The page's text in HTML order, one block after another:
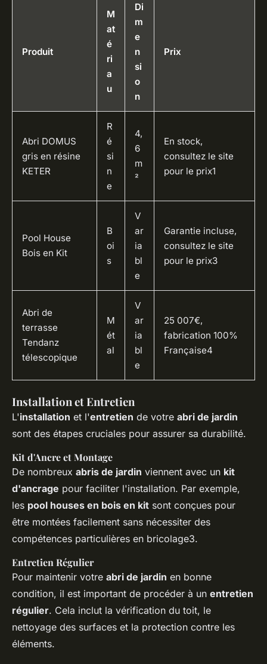
Produit
M
at
é
ri
a
u
Di
m
e
n
si
o
n
Prix
Abri DOMUS
gris en résine
KETER
R
é
si
n
e
4,
6
m
²
En stock,
consultez le site
pour le prix1
Pool House
Bois en Kit
B
oi
s
V
ar
ia
bl
e
Garantie incluse,
consultez le site
pour le prix3
Abri de
terrasse
Tendanz
télescopique
M
ét
al
V
ar
ia
bl
e
25 007€,
fabrication 100%
Française4
Installation et Entretien
L'installation et l'entretien de votre abri de jardin
sont des étapes cruciales pour assurer sa durabilité.
Kit d'Ancre et Montage
De nombreux abris de jardin viennent avec un kit
d'ancrage pour faciliter l'installation. Par exemple,
les pool houses en bois en kit sont conçues pour
être montées facilement sans nécessiter des
compétences particulières en bricolage3.
Entretien Régulier
Pour maintenir votre abri de jardin en bonne
condition, il est important de procéder à un entretien
régulier. Cela inclut la vérification du toit, le
nettoyage des surfaces et la protection contre les
éléments.